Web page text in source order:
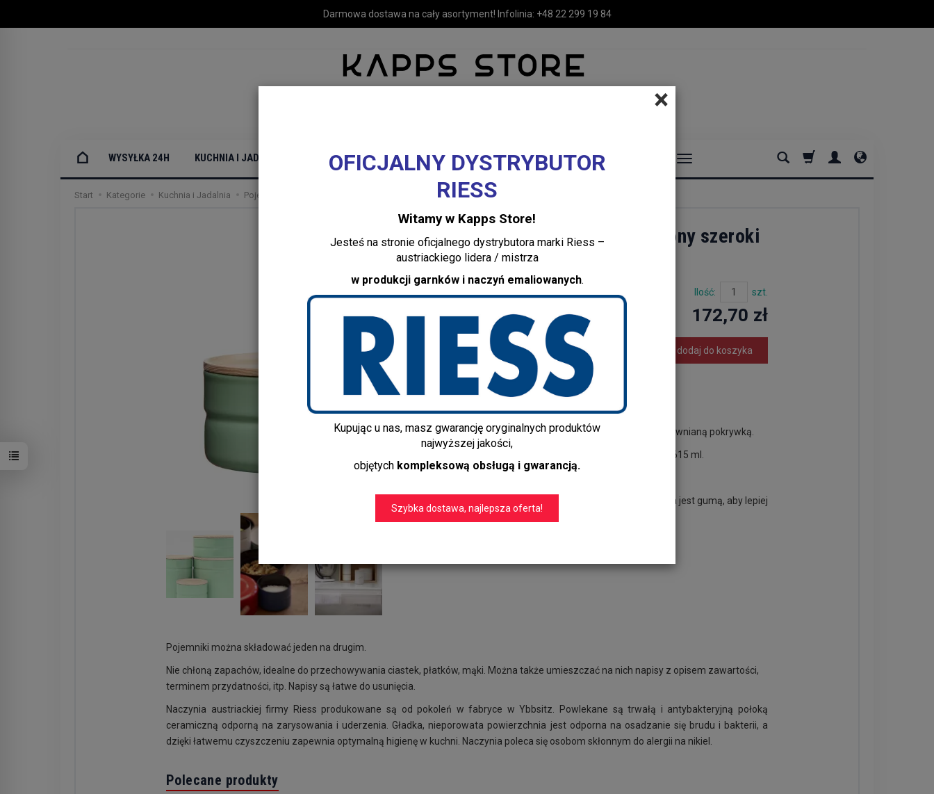
Darmowa dostawa na cały asortyment! Infolinia: +48 22 299 19 84
×
OFICJALNY DYSTRYBUTOR
RIESS
Witamy w Kapps Store!
Jesteś na stronie oficjalnego dystrybutora marki Riess –
austriackiego lidera / mistrza
w produkcji garnków i naczyń emaliowanych.
Kupując u nas, masz gwarancję oryginalnych produktów
najwyższej jakości,
objętych kompleksową obsługą i gwarancją.
Szybka dostawa, najlepsza oferta!
WYSYŁKA 24H KUCHNIA I JADALNIA MEBLE LUSTRA I OŚWIETLENIE TEKSTYLIA I DEKORACJE DOMOWE
Start Kategorie Kuchnia i Jadalnia Pojemniki kuchenne, lunch boxy Riess Pojemnik kuchenny zielony szeroki 6 cm Riess
Pojemnik kuchenny zielony szeroki
6 cm Riess
Dodaj recenzję:
Producent:Riess
Dostępność:
Jest
Czas realizacji:
3-5 dni
Dostawa gratis!
info@kapps-store.pl
Ilość: szt.
172,70 zł
dodaj do koszyka
Pojemnik kuchenny w kolorze zielonym z drewnianą pokrywką.
Średnica 13 cm, wysokość 6 cm, pojemność 615 ml.
wykończona jest gumą, aby lepiej
przylegała do ścianek.
Pojemniki można składować jeden na drugim.
Nie chłoną zapachów, idealne do przechowywania ciastek, płatków, mąki. Można także umieszczać na nich napisy z opisem zawartości,
terminem przydatności, itp. Napisy są łatwe do usunięcia.
Naczynia austriackiej firmy Riess produkowane są od pokoleń w fabryce w Ybbsitz. Powlekane są trwałą i antybakteryjną połoką
ceramiczną odporną na zarysowania i uderzenia. Gładka, nieporowata powierzchnia jest odporna na osadzanie się brudu i bakterii, a
dzięki łatwemu czyszczeniu zapewnia optymalną higienę w kuchni. Naczynia poleca się osobom skłonnym do alergii na nikiel.
Polecane produkty